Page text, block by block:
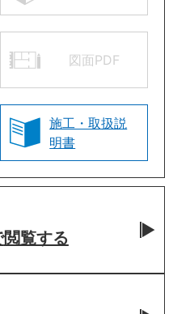
図面PDF
施工・取扱説
明書
閲覧する